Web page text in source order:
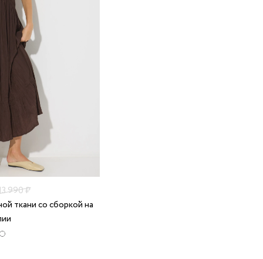
990 ₽
ткани со сборкой на